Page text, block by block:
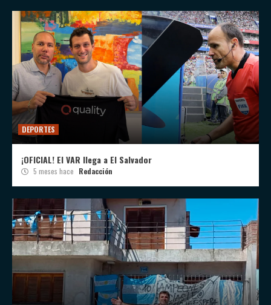
DEPORTES
¡OFICIAL! El VAR llega a El Salvador
5 meses hace Redacción